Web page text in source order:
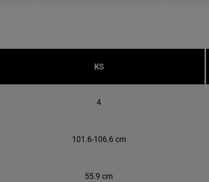
KS
4
101.6-106.6 cm
55.9 cm